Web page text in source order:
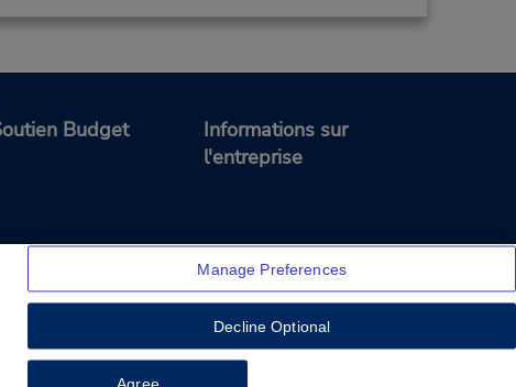
Budget
Informations sur
l'entreprise
Manage Preferences
Decline Optional
Agree